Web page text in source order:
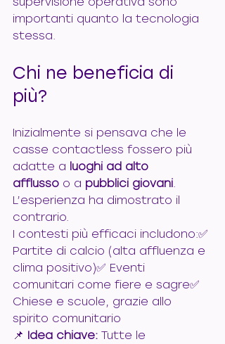
importanti quanto la tecnologia
stessa.
Chi ne beneficia di
più?
Inizialmente si pensava che le
casse contactless fossero più
adatte a luoghi ad alto
afflusso o a pubblici giovani
L’esperienza ha dimostrato il
contrario.
I contesti più efficaci includono:✅
Partite di calcio (alta affluenza e
clima positivo)✅ Eventi
comunitari come fiere e sagre✅
Chiese e scuole, grazie allo
spirito comunitario
📌 Idea chiave: Tutte le